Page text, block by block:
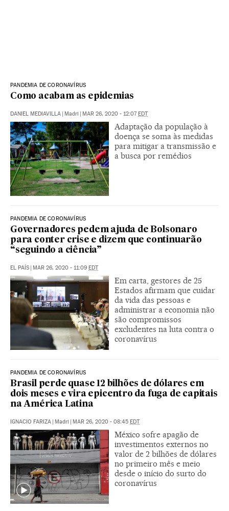
PANDEMIA DE CORONAVÍRUS
Como acabam as epidemias
DANIEL MEDIAVILLA | Madri | MAR 26, 2020 - 12:07EDT
Adaptação da população à
doença se soma às medidas
para mitigar a transmissão e
a busca por remédios
PANDEMIA DE CORONAVÍRUS
Governadores pedem ajuda de Bolsonaro
para conter crise e dizem que continuarão
“seguindo a ciência”
EL PAÍS | MAR 26, 2020 - 11:09 EDT
Em carta, gestores de 25
Estados afirmam que cuidar
da vida das pessoas e
administrar a economia não
são compromissos
excludentes na luta contra o
coronavírus
PANDEMIA DE CORONAVÍRUS
Brasil perde quase 12 bilhões de dólares em
dois meses e vira epicentro da fuga de capitais
na América Latina
IGNACIO FARIZA | Madri | MAR 26, 2020 - 08:45 EDT
México sofre apagão de
investimentos externos no
valor de 2 bilhões de dólares
no primeiro mês e meio
desde o início do surto do
coronavírus